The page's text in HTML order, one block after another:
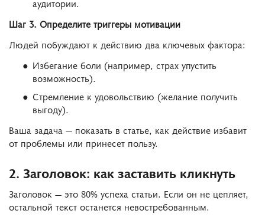
аудитории.
Шаг 3. Определите триггеры мотивации
Людей побуждают к действию два ключевых фактора:
Избегание боли (например, страх упустить
возможность).
Стремление к удовольствию (желание получить
выгоду).
Ваша задача — показать в статье, как действие избавит
от проблемы или принесет пользу.
2. Заголовок: как заставить кликнуть
Заголовок — это 80% успеха статьи. Если он не цепляет,
остальной текст останется невостребованным.